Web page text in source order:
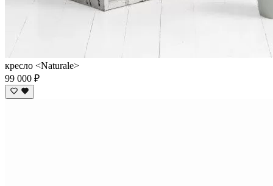
кресло <Naturale>
99 000 ₽